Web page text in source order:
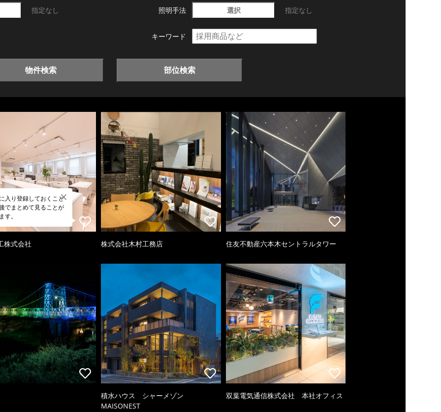
指定なし 照明手法 選択 指定なし
キーワード
物件検索 部位検索
入り登録しておくこと
でまとめて見ることが
す。
株式会社 株式会社木村工務店 住友不動産六本木セントラルタワー
積水ハウス シャーメゾン
MAISONEST
双葉電気通信株式会社 本社オフィス